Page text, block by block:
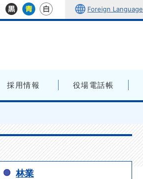
Foreign Language
採用情報 役場電話帳
林業